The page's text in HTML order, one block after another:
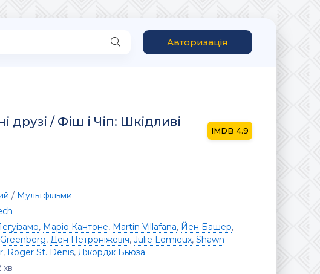
Авторизація
друзі / Фіш і Чіп: Шкідливі
4.9
/ Мультфільми
, Маріо Кантоне, Martin Villafana, Йен Башер,
, Ден Петроніжевіч, Julie Lemieux, Shawn
, Roger St. Denis, Джордж Бьюза
хв